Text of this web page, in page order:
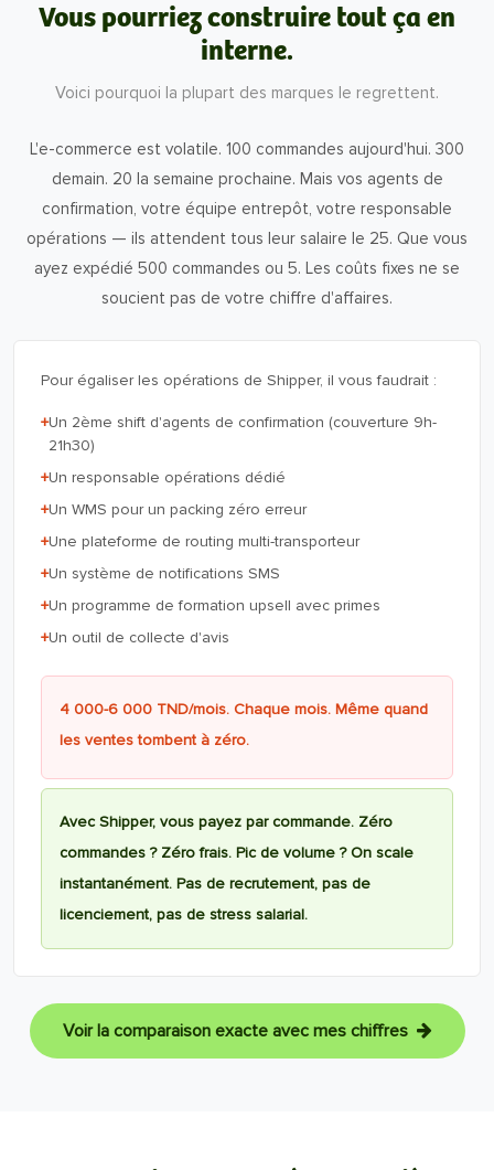
Vous pourriez construire tout ça en
interne.
Voici pourquoi la plupart des marques le regrettent.
L'e-commerce est volatile. 100 commandes aujourd'hui. 300
demain. 20 la semaine prochaine. Mais vos agents de
confirmation, votre équipe entrepôt, votre responsable
opérations — ils attendent tous leur salaire le 25. Que vous
ayez expédié 500 commandes ou 5. Les coûts fixes ne se
soucient pas de votre chiffre d'affaires.
Pour égaliser les opérations de Shipper, il vous faudrait :
+Un 2ème shift d'agents de confirmation (couverture 9h-
21h30)
+Un responsable opérations dédié
+Un WMS pour un packing zéro erreur
+Une plateforme de routing multi-transporteur
+Un système de notifications SMS
+Un programme de formation upsell avec primes
+Un outil de collecte d'avis
4 000-6 000 TND/mois. Chaque mois. Même quand
les ventes tombent à zéro.
Avec Shipper, vous payez par commande. Zéro
commandes ? Zéro frais. Pic de volume ? On scale
instantanément. Pas de recrutement, pas de
licenciement, pas de stress salarial.
Voir la comparaison exacte avec mes chiffres